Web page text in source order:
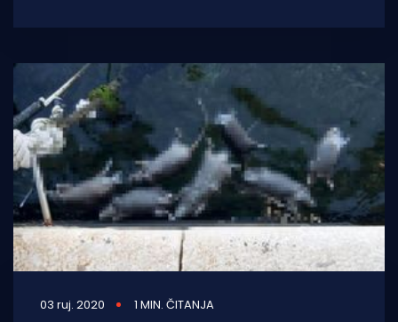
03 ruj. 2020 1 MIN. ČITANJA